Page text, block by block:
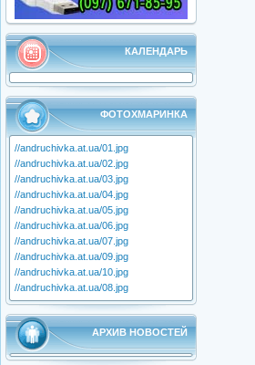
КАЛЕНДАРЬ
ФОТОХМАРИНКА
//andruchivka.at.ua/01.jpg
//andruchivka.at.ua/02.jpg
//andruchivka.at.ua/03.jpg
//andruchivka.at.ua/04.jpg
//andruchivka.at.ua/05.jpg
//andruchivka.at.ua/06.jpg
//andruchivka.at.ua/07.jpg
//andruchivka.at.ua/09.jpg
//andruchivka.at.ua/10.jpg
//andruchivka.at.ua/08.jpg
АРХИВ НОВОСТЕЙ